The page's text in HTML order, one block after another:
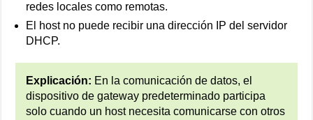
redes locales como remotas.
El host no puede recibir una dirección IP del servidor
DHCP.
Explicación: En la comunicación de datos, el
dispositivo de gateway predeterminado participa
solo cuando un host necesita comunicarse con otros